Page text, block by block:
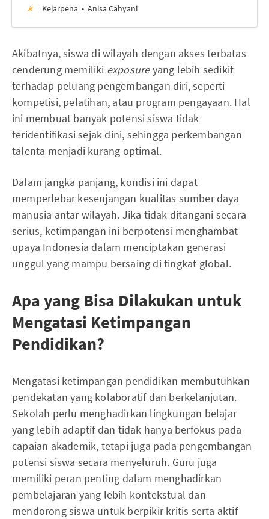
Kejarpena
Anisa Cahyani
Akibatnya, siswa di wilayah dengan akses terbatas
cenderung memiliki exposureyang lebih sedikit
terhadap peluang pengembangan diri, seperti
kompetisi, pelatihan, atau program pengayaan. Hal
ini membuat banyak potensi siswa tidak
teridentifikasi sejak dini, sehingga perkembangan
talenta menjadi kurang optimal.
Dalam jangka panjang, kondisi ini dapat
memperlebar kesenjangan kualitas sumber daya
manusia antar wilayah. Jika tidak ditangani secara
serius, ketimpangan ini berpotensi menghambat
upaya Indonesia dalam menciptakan generasi
unggul yang mampu bersaing di tingkat global.
Apa yang Bisa Dilakukan untuk
Mengatasi Ketimpangan
Pendidikan?
Mengatasi ketimpangan pendidikan membutuhkan
pendekatan yang kolaboratif dan berkelanjutan.
Sekolah perlu menghadirkan lingkungan belajar
yang lebih adaptif dan tidak hanya berfokus pada
capaian akademik, tetapi juga pada pengembangan
potensi siswa secara menyeluruh. Guru juga
memiliki peran penting dalam menghadirkan
pembelajaran yang lebih kontekstual dan
mendorong siswa untuk berpikir kritis serta aktif